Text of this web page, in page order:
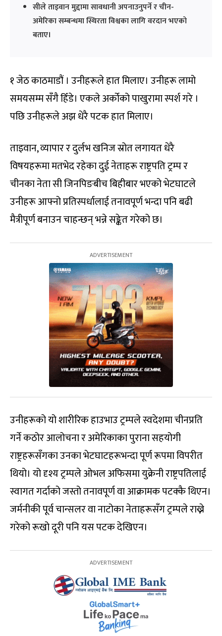
सीले ताइवान मुद्दामा सावधानी अपनाउनुपर्ने र चीन-
अमेरिका सम्बन्धमा स्थिरता विश्वका लागि वरदान भएको
बताए।
१ जेठ काठमाडौं । उनीहरूले हात मिलाए। उनीहरू लामो
समयसम्म सँगै हिँडे। एकले अर्कोको पाखुरामा स्पर्श गरे ।
पछि उनीहरूले अझ धेरै पटक हात मिलाए।
ताइवान, व्यापार र दुर्लभ खनिज स्रोत लगायत धेरै
विषयहरूमा मतभेद रहेका दुई नेताहरू राष्ट्रपति ट्रम्प र
चीनका नेता सी जिनपिङबीच बिहीबार भएको भेटघाटले
उनीहरू आफ्नो प्रतिस्पर्धालाई तनावपूर्ण भन्दा पनि बढी
मैत्रीपूर्ण बनाउन चाहन्छन् भन्ने सङ्केत गरेको छ।
उनीहरूको यो शारीरिक हाउभाउ ट्रम्पले स्वदेशमा चीनप्रति
गर्ने कठोर आलोचना र अमेरिकाका पुराना सहयोगी
राष्ट्रहरूसँगका उनका भेटघाटहरूभन्दा पूर्ण रूपमा विपरीत
थियो। यो दृश्य ट्रम्पले ओभल अफिसमा युक्रेनी राष्ट्रपतिलाई
स्वागत गर्दाको जस्तो तनावपूर्ण वा आक्रामक पटक्कै थिएन।
जर्मनीकी पूर्व चान्सलर वा नाटोका नेताहरूसँग ट्रम्पले राख्ने
गरेको रूखो दूरी पनि यस पटक देखिएन।